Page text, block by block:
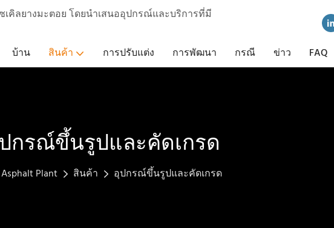
เคิลยางมะตอย โดยนำเสนออุปกรณ์และบริการที่มี
บ้าน
สินค้า การปรับแต่ง การพัฒนา กรณี ข่าว FAQ
กรณ์ขึ้นรูปและคัดเกรด
Plant สินค้า อุปกรณ์ขึ้นรูปและคัดเกรด